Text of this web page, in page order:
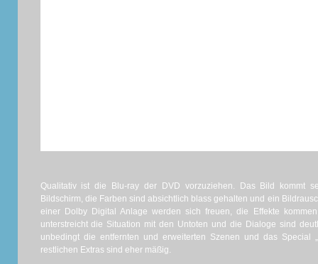
Qualitativ ist die Blu-ray der DVD vorzuziehen. Das Bild kommt
Bildschirm, die Farben sind absichtlich blass gehalten und ein
einer Dolby Digital Anlage werden sich freuen, die Effekte
unterstreicht die Situation mit den Untoten und die Dialoge sind
unbedingt die entfernten und erweiterten Szenen und das Special
restlichen Extras sind eher mäßig.